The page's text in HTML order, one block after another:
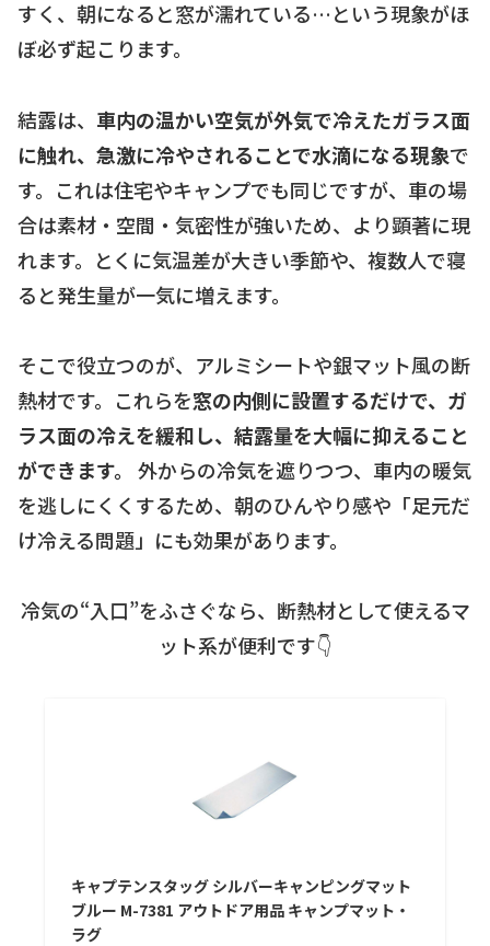
すく、朝になると窓が濡れている…という現象がほ
ぼ必ず起こります。
結露は、 車内の温かい空気が外気で冷えたガラス面
に触れ、急激に冷やされることで水滴になる現象で
す。これは住宅やキャンプでも同じですが、車の場
合は素材・空間・気密性が強いため、より顕著に現
れます。とくに気温差が大きい季節や、複数人で寝
ると発生量が一気に増えます。
そこで役立つのが、アルミシートや銀マット風の断
熱材です。これらを窓の内側に設置するだけで、ガ
ラス面の冷えを緩和し、結露量を大幅に抑えること
ができます。 外からの冷気を遮りつつ、車内の暖気
を逃しにくくするため、朝のひんやり感や「足元だ
け冷える問題」にも効果があります。
冷気の“入口”をふさぐなら、断熱材として使えるマ
ット系が便利です👇
キャプテンスタッグ シルバーキャンピングマット
ブルー M-7381 アウトドア用品 キャンプマット・
ラグ